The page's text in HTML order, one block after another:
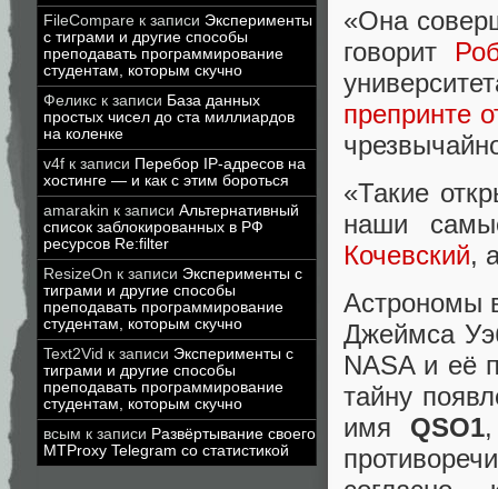
FileCompare к записи Эксперименты
с тиграми и другие способы
преподавать программирование
студентам, которым скучно
Феликс к записи База данных
простых чисел до ста миллиардов
на коленке
v4f к записи Перебор IP-адресов на
хостинге — и как с этим бороться
amarakin к записи Альтернативный
список заблокированных в РФ
ресурсов Re:filter
ResizeOn к записи Эксперименты с
тиграми и другие способы
преподавать программирование
студентам, которым скучно
Text2Vid к записи Эксперименты с
тиграми и другие способы
преподавать программирование
студентам, которым скучно
всым к записи Развёртывание своего
MTProxy Telegram со статистикой
«Она
говорит
препринте
«Такие
наши
Кочевский,
Астрономы
Джеймса
NASA и её
тайну
имя QSO1,